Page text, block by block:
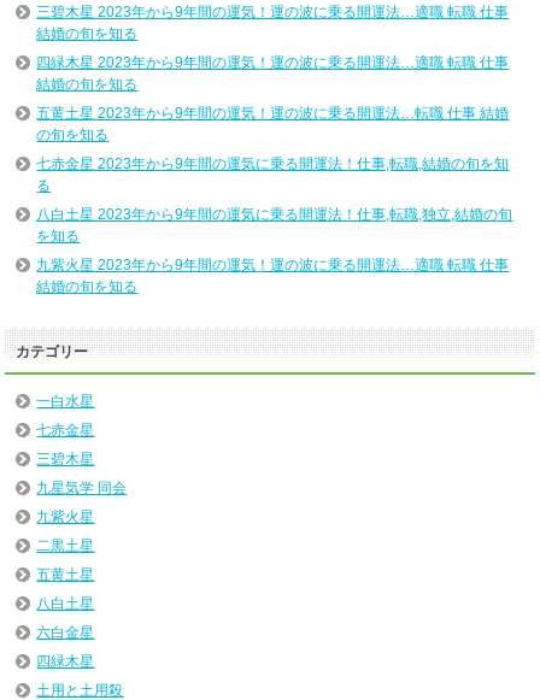
三碧木星 2023年から9年間の運気！運の波に乗る開運法…適職 転職 仕事
結婚の旬を知る
四緑木星 2023年から9年間の運気！運の波に乗る開運法…適職 転職 仕事
結婚の旬を知る
五黄土星 2023年から9年間の運気！運の波に乗る開運法…転職 仕事 結婚
の旬を知る
七赤金星 2023年から9年間の運気に乗る開運法！仕事,転職,結婚の旬を知
る
八白土星 2023年から9年間の運気に乗る開運法！仕事,転職,独立,結婚の旬
を知る
九紫火星 2023年から9年間の運気！運の波に乗る開運法…適職 転職 仕事
結婚の旬を知る
カテゴリー
一白水星
七赤金星
三碧木星
九星気学 同会
九紫火星
二黒土星
五黄土星
八白土星
六白金星
四緑木星
土用と土用殺